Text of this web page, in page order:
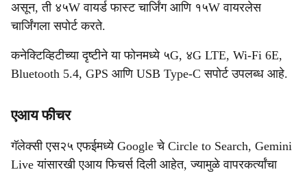
असून, ती ४५W वायर्ड फास्ट चार्जिंग आणि १५W वायरलेस
चार्जिंगला सपोर्ट करते.
कनेक्टिव्हिटीच्या दृष्टीने या फोनमध्ये ५G, ४G LTE, Wi-Fi 6E,
Bluetooth 5.4, GPS आणि USB Type-C सपोर्ट उपलब्ध आहे.
एआय फीचर
गॅलेक्सी एस२५ एफईमध्ये Google चे Circle to Search, Gemini
Live यांसारखी एआय फिचर्स दिली आहेत, ज्यामुळे वापरकर्त्यांचा